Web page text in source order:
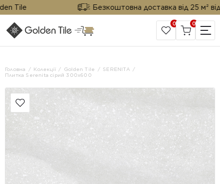
Tile Безкоштовна доставка від 25 м² від
САЙТ КОМПАНІЇ
0 0
Головна Колекції Golden Tile
SERENITA
Плитка Serenita сірий 300х600